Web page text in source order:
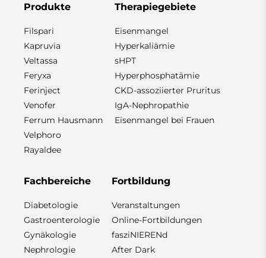
Produkte
Filspari
Kapruvia
Veltassa
Feryxa
Ferinject
Venofer
Ferrum Hausmann
Velphoro
Rayaldee
Therapiegebiete
Eisenmangel
Hyperkaliämie
sHPT
Hyperphosphatämie
CKD-assoziierter Pruritus
IgA-Nephropathie
Eisenmangel bei Frauen
Fachbereiche
Diabetologie
Gastroenterologie
Gynäkologie
Nephrologie
Fortbildung
Veranstaltungen
Online-Fortbildungen
fasziNIERENd
After Dark